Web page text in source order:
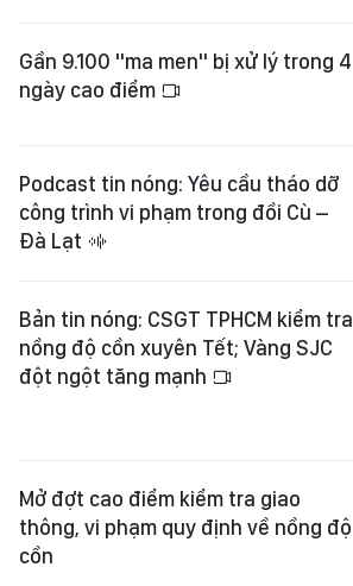
Gần 9.100 "ma men" bị xử lý trong 4
ngày cao điểm
Podcast tin nóng: Yêu cầu tháo dỡ
công trình vi phạm trong đồi Cù –
Đà Lạt
Bản tin nóng: CSGT TPHCM kiểm tra
nồng độ cồn xuyên Tết; Vàng SJC
đột ngột tăng mạnh
Mở đợt cao điểm kiểm tra giao
thông, vi phạm quy định về nồng độ
cồn